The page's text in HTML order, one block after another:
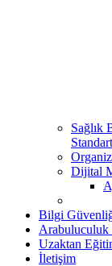
Sağlık
Dijital
Bilgi
Arabuluculuk
Uzaktan
İletişim